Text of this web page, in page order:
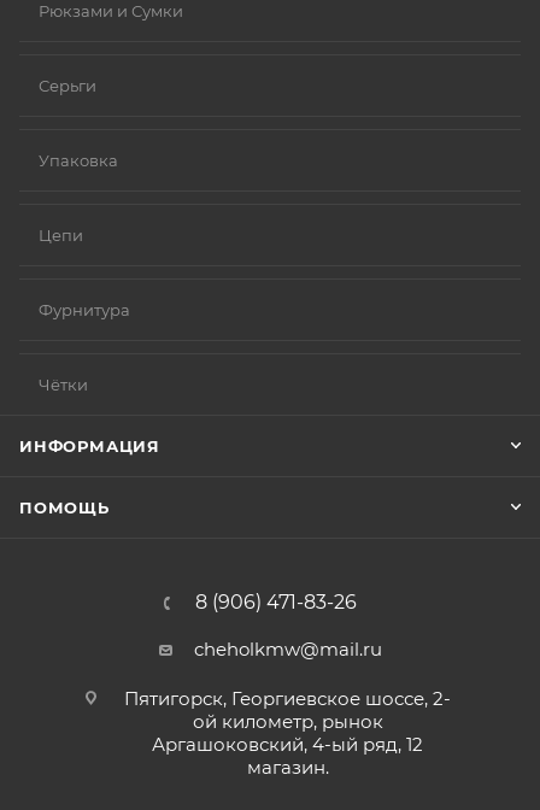
Рюкзами и Сумки
Серьги
Упаковка
Цепи
Фурнитура
Чётки
ИНФОРМАЦИЯ
ПОМОЩЬ
8 (906) 471-83-26
cheholkmw@mail.ru
Пятигорск, Георгиевское шоссе, 2-
ой километр, рынок
Аргашоковский, 4-ый ряд, 12
магазин.